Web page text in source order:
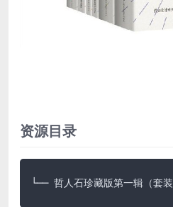
资源目录
└── 哲人石珍藏版第一辑（套装